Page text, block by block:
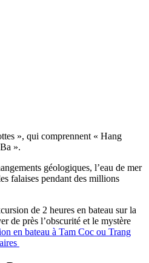
», qui comprennent « Hang
».
géologiques, l’eau de mer
falaises pendant des millions
de 2 heures en bateau sur la
de près l’obscurité et le mystère
en bateau à Tam Coc ou Trang